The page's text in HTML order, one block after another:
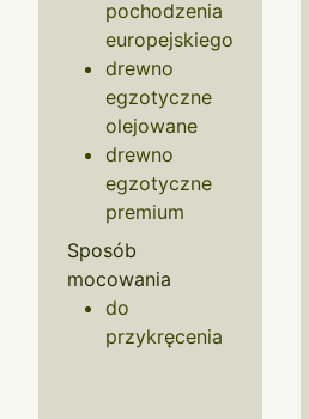
pochodzenia
europejskiego
drewno
egzotyczne
olejowane
drewno
egzotyczne
premium
Sposób
mocowania
do
przykręcenia